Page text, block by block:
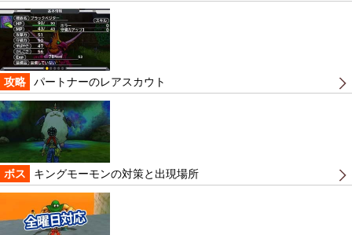
攻略 パートナーのレアスカウト
ボス キングモーモンの対策と出現場所